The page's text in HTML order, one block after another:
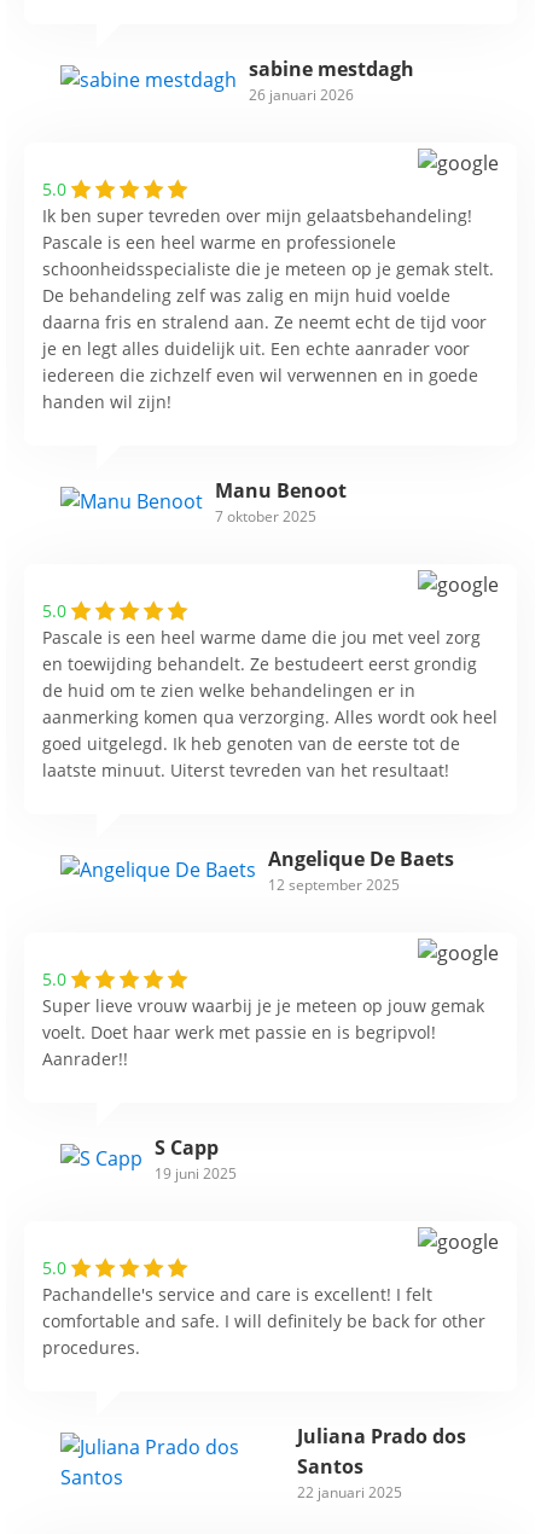
sabine mestdagh
26 januari 2026
5.0
Ik ben super tevreden over mijn gelaatsbehandeling!
Pascale is een heel warme en professionele
schoonheidsspecialiste die je meteen op je gemak stelt.
De behandeling zelf was zalig en mijn huid voelde
daarna fris en stralend aan. Ze neemt echt de tijd voor
je en legt alles duidelijk uit. Een echte aanrader voor
iedereen die zichzelf even wil verwennen en in goede
handen wil zijn!
Manu Benoot
7 oktober 2025
5.0
Pascale is een heel warme dame die jou met veel zorg
en toewijding behandelt. Ze bestudeert eerst grondig
de huid om te zien welke behandelingen er in
aanmerking komen qua verzorging. Alles wordt ook heel
goed uitgelegd. Ik heb genoten van de eerste tot de
laatste minuut. Uiterst tevreden van het resultaat!
Angelique De Baets
12 september 2025
5.0
Super lieve vrouw waarbij je je meteen op jouw gemak
voelt. Doet haar werk met passie en is begripvol!
Aanrader!!
S Capp
19 juni 2025
5.0
Pachandelle's service and care is excellent! I felt
comfortable and safe. I will definitely be back for other
procedures.
Juliana Prado dos
Santos
22 januari 2025